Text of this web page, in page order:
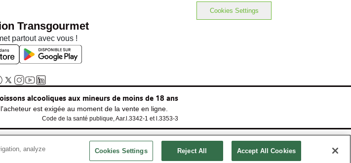
Cookies Settings
Transgourmet
partout avec vous !
alcooliques aux mineurs de moins de 18 ans
est exigée au moment de la vente en ligne.
Code de la santé publique, Aar.l.3342-1 et l.3353-3
© Tous droits réservés
analyze
Cookies Settings Reject All Accept All Cookies